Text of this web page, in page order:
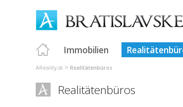
Immobilien
AReality.sk > Realitätenbüros
Realitätenbüros